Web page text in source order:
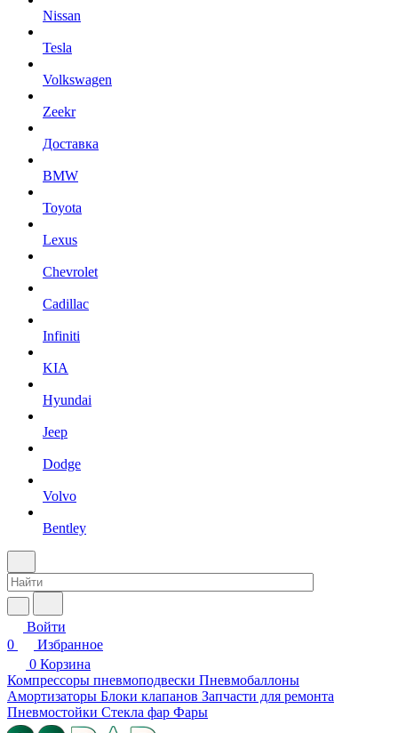
Nissan
Tesla
Volkswagen
Zeekr
Доставка
BMW
Toyota
Lexus
Chevrolet
Cadillac
Infiniti
KIA
Hyundai
Jeep
Dodge
Volvo
Bentley
Войти
0
Избранное
0 Корзина
Компрессоры пневмоподвески Пневмобаллоны
Амортизаторы Блоки клапанов Запчасти для ремонта
Пневмостойки Стекла фар Фары